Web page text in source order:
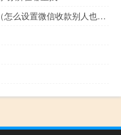
怎样设置别人微信收款我也能听到（怎么设置微信收款别人也能收到提示）